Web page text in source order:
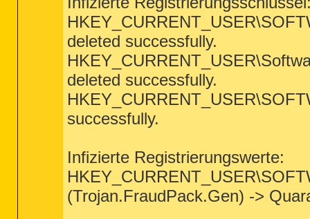
deleted successfully.
deleted successfully.
successfully.
Infizierte Registrierungswerte:
(Trojan.FraudPack.Gen) ->